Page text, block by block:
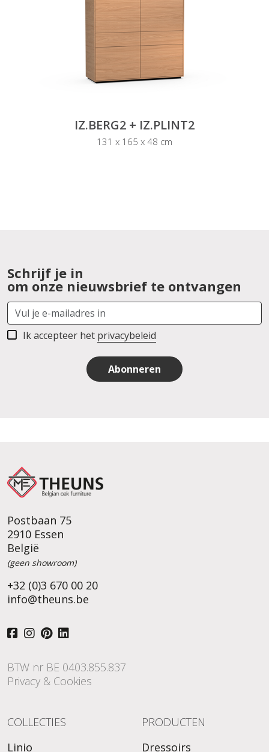
IZ.BERG2 + IZ.PLINT2
131 x 165 x 48 cm
Schrijf je in
om onze nieuwsbrief te ontvangen
Ik accepteer het privacybeleid
Abonneren
Postbaan 75
2910 Essen
België
(geen showroom)
+32 (0)3 670 00 20
info@theuns.be
BTW nr BE 0403.855.837
Privacy & Cookies
COLLECTIES
Linio
PRODUCTEN
Dressoirs